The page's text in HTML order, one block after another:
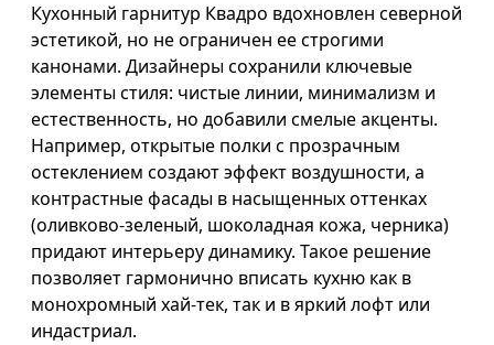
Кухонный гарнитур Квадро вдохновлен северной
эстетикой, но не ограничен ее строгими
канонами. Дизайнеры сохранили ключевые
элементы стиля: чистые линии, минимализм и
естественность, но добавили смелые акценты.
Например, открытые полки с прозрачным
остеклением создают эффект воздушности, а
контрастные фасады в насыщенных оттенках
(оливково-зеленый, шоколадная кожа, черника)
придают интерьеру динамику. Такое решение
позволяет гармонично вписать кухню как в
монохромный хай-тек, так и в яркий лофт или
индастриал.